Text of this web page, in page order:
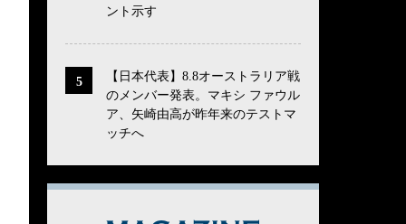
ント示す
【日本代表】8.8オーストラリア戦
のメンバー発表。マキシ ファウル
ア、矢崎由高が昨年来のテストマ
ッチへ